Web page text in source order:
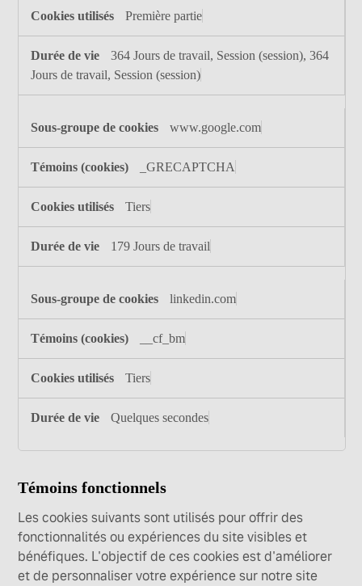
Première partie
364 Jours de travail, Session (session), 364
Jours de travail, Session (session)
www.google.com
_GRECAPTCHA
Tiers
179 Jours de travail
linkedin.com
__cf_bm
Tiers
Quelques secondes
Témoins fonctionnels
Les cookies suivants sont utilisés pour offrir des
fonctionnalités ou expériences du site visibles et
bénéfiques. L'objectif de ces cookies est d'améliorer
et de personnaliser votre expérience sur notre site